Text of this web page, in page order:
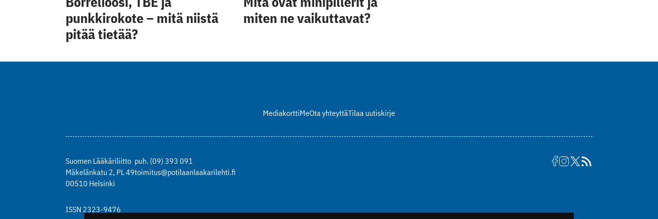
punkkirokote – mitä niistä
pitää tietää?
miten ne vaikuttavat?
MediakorttiMeOta yhteyttäTilaa uutiskirje
Suomen Lääkäriliitto
Mäkelänkatu 2, PL 49
00510 Helsinki
puh. (09) 393 091
toimitus@potilaanlaakarilehti.fi
ISSN 2323-9476